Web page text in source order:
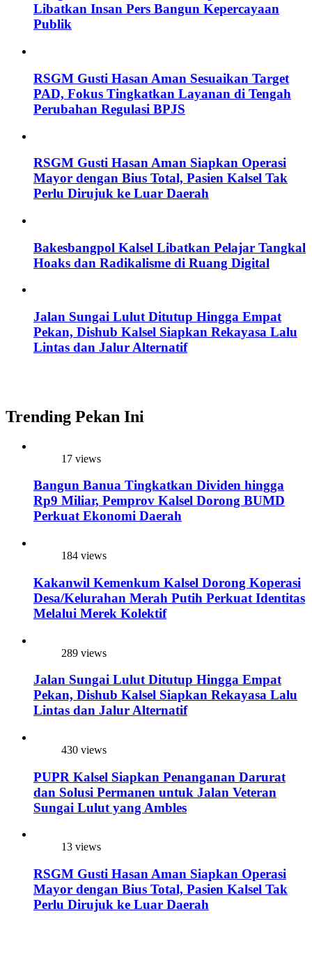
Libatkan Insan Pers Bangun Kepercayaan
Publik
RSGM Gusti Hasan Aman Sesuaikan Target
PAD, Fokus Tingkatkan Layanan di Tengah
Perubahan Regulasi BPJS
RSGM Gusti Hasan Aman Siapkan Operasi
Mayor dengan Bius Total, Pasien Kalsel Tak
Perlu Dirujuk ke Luar Daerah
Bakesbangpol Kalsel Libatkan Pelajar Tangkal
Hoaks dan Radikalisme di Ruang Digital
Jalan Sungai Lulut Ditutup Hingga Empat
Pekan, Dishub Kalsel Siapkan Rekayasa Lalu
Lintas dan Jalur Alternatif
Trending Pekan Ini
17 views
Bangun Banua Tingkatkan Dividen hingga
Rp9 Miliar, Pemprov Kalsel Dorong BUMD
Perkuat Ekonomi Daerah
184 views
Kakanwil Kemenkum Kalsel Dorong Koperasi
Desa/Kelurahan Merah Putih Perkuat Identitas
Melalui Merek Kolektif
289 views
Jalan Sungai Lulut Ditutup Hingga Empat
Pekan, Dishub Kalsel Siapkan Rekayasa Lalu
Lintas dan Jalur Alternatif
430 views
PUPR Kalsel Siapkan Penanganan Darurat
dan Solusi Permanen untuk Jalan Veteran
Sungai Lulut yang Ambles
13 views
RSGM Gusti Hasan Aman Siapkan Operasi
Mayor dengan Bius Total, Pasien Kalsel Tak
Perlu Dirujuk ke Luar Daerah